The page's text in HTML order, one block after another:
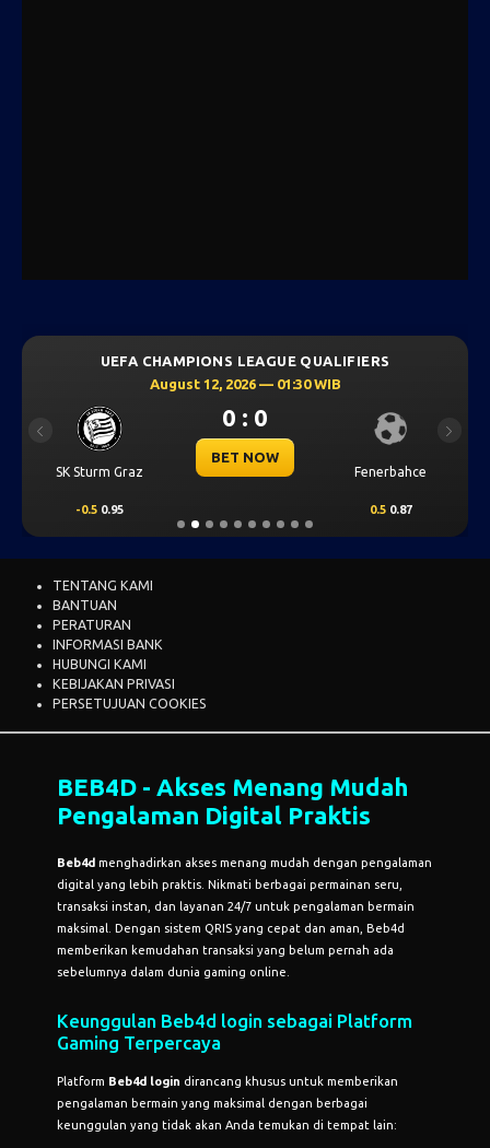
UEFA CHAMPIONS LEAGUE QUALIFIERS
August 12, 2026 — 01:30 WIB
SK Sturm Graz
0 : 0
BET NOW
Fenerbahce
-0.5 0.95 0.5 0.87
Previous Next
TENTANG KAMI
BANTUAN
PERATURAN
INFORMASI BANK
HUBUNGI KAMI
KEBIJAKAN PRIVASI
PERSETUJUAN COOKIES
BEB4D - Akses Menang Mudah
Pengalaman Digital Praktis
Beb4d menghadirkan akses menang mudah dengan pengalaman
digital yang lebih praktis. Nikmati berbagai permainan seru,
transaksi instan, dan layanan 24/7 untuk pengalaman bermain
maksimal. Dengan sistem QRIS yang cepat dan aman, Beb4d
memberikan kemudahan transaksi yang belum pernah ada
sebelumnya dalam dunia gaming online.
Keunggulan Beb4d login sebagai Platform
Gaming Terpercaya
Platform Beb4d login dirancang khusus untuk memberikan
pengalaman bermain yang maksimal dengan berbagai
keunggulan yang tidak akan Anda temukan di tempat lain: